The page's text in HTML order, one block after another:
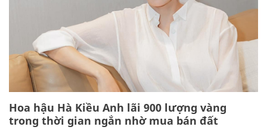
Hoa hậu Hà Kiều Anh lãi 900 lượng vàng
trong thời gian ngắn nhờ mua bán đất